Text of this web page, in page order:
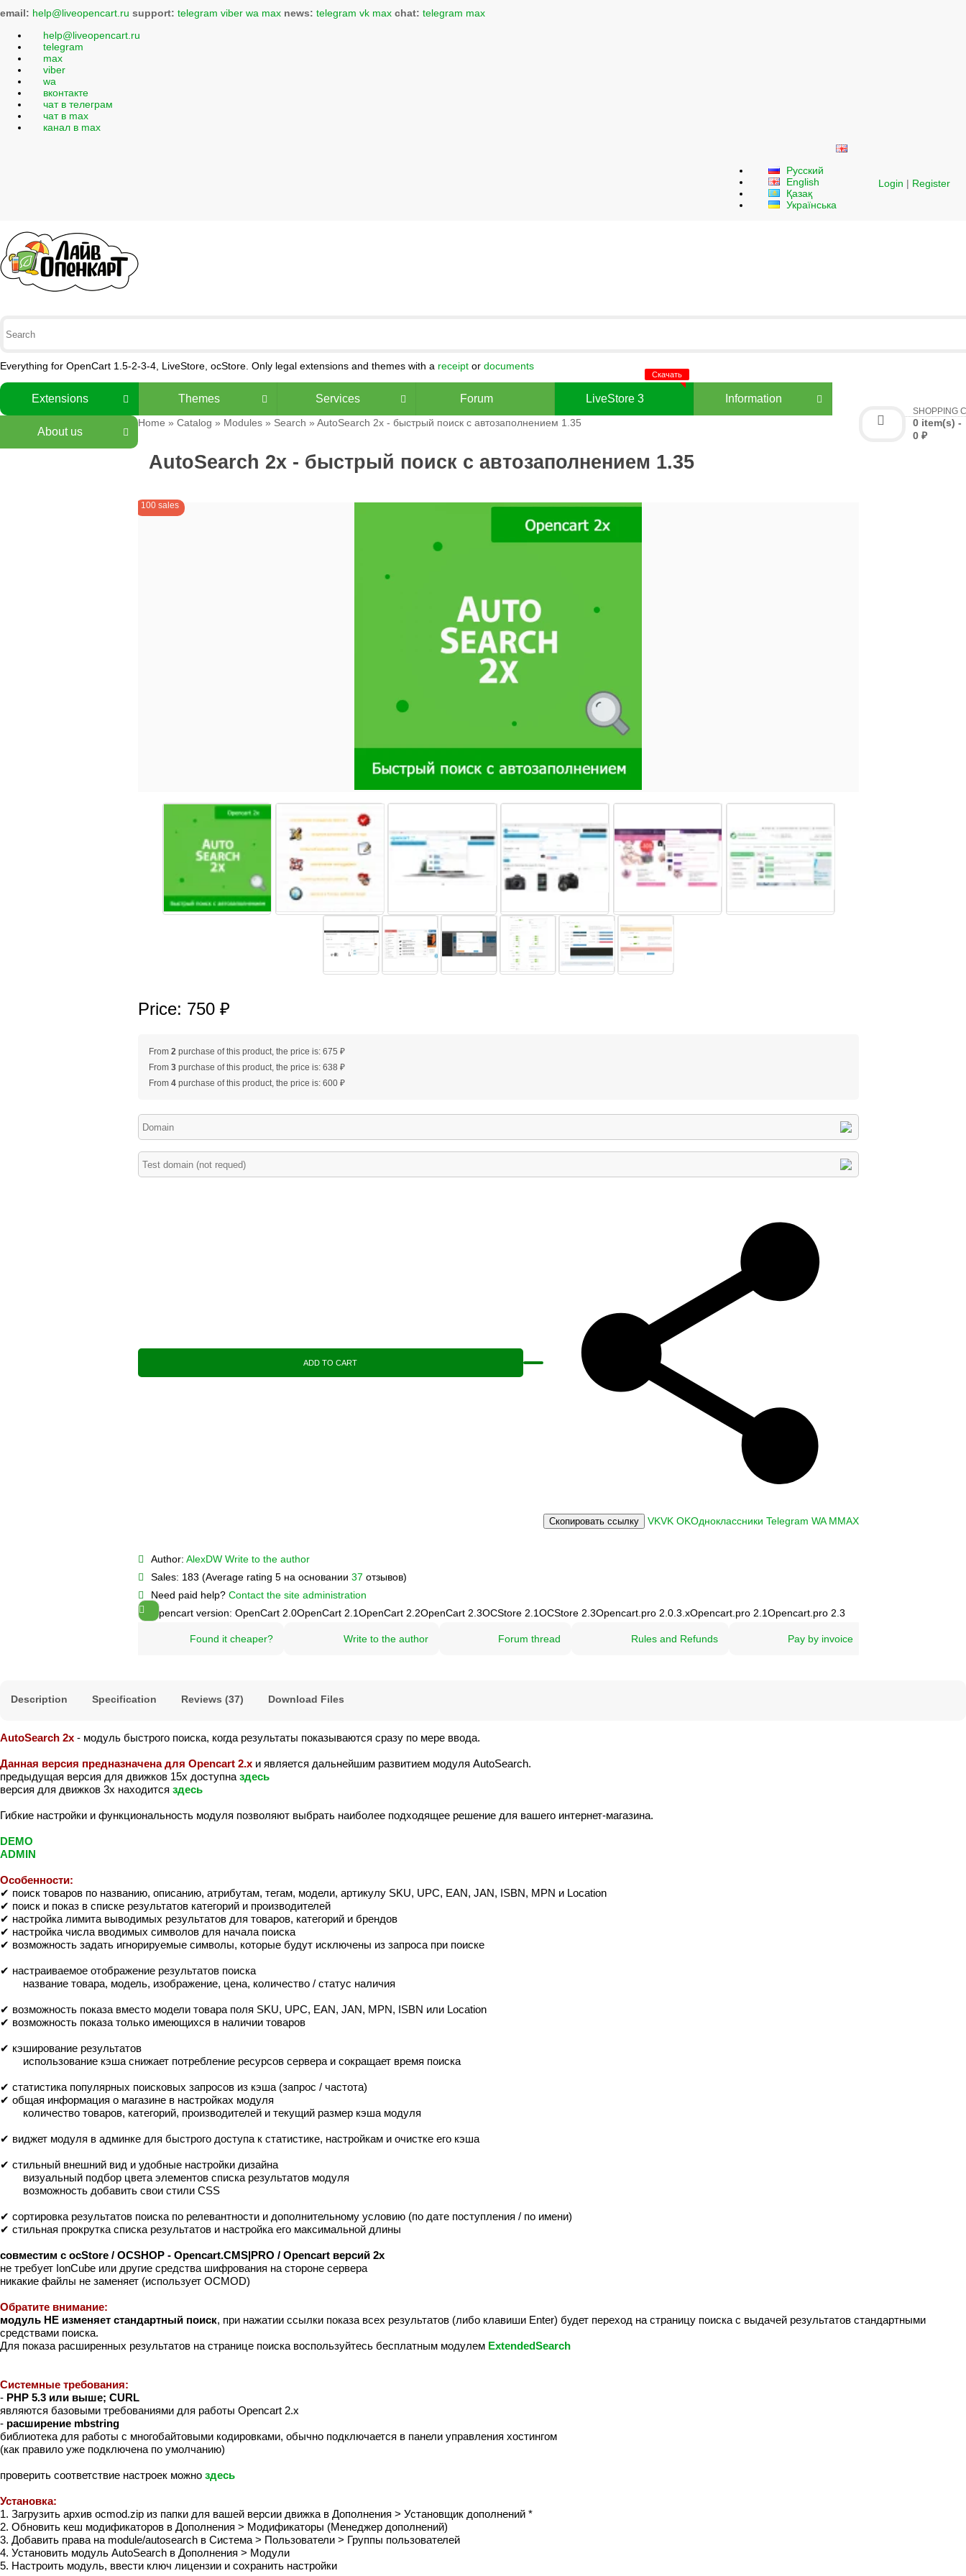
email: help@liveopencart.ru support: telegram viber wa max news: telegram vk max chat: telegram max
help@liveopencart.ru
telegram
max
viber
wa
вконтакте
чат в телеграм
чат в max
канал в max
Русский
English
Қазақ
Українська
Login | Register
Everything for OpenCart 1.5-2-3-4, LiveStore, ocStore. Only legal extensions and themes with a receipt or documents
SHOPPING
0 item(s) -
0 ₽
Extensions Themes Services Forum LiveStore 3 Information
About us
Home » Catalog » Modules» Search » AutoSearch 2x - быстрый поиск с автозаполнением 1.35
AutoSearch 2x - быстрый поиск с автозаполнением 1.35
100 sales
Price: 750 ₽
From 2purchase of this product, the price is: 675 ₽
From 3purchase of this product, the price is: 638 ₽
From 4purchase of this product, the price is: 600 ₽
ADD TO CART
Скопировать ссылку VKVK OKОдноклассники Telegram WA MMAX
Author: AlexDW Write to the author
Sales: 183 (Average rating 5 на основании 37 отзывов)
Need paid help? Contact the site administration
Opencart version: OpenCart 2.0OpenCart 2.1OpenCart 2.2OpenCart 2.3OCStore 2.1OCStore 2.3Opencart.pro 2.0.3.хOpencart.pro 2.1Opencart.pro 2.3
Found it cheaper? Write to the author Forum thread Rules and Refunds Pay by invoice
Description Specification Reviews (37) Download Files
AutoSearch 2x - модуль быстрого поиска, когда результаты показываются сразу по мере ввода.
Данная версия предназначена для Opencart 2.x и является дальнейшим развитием модуля AutoSearch.
предыдущая версия для движков 15х доступна здесь
версия для движков 3х находится здесь
Гибкие настройки и функциональность модуля позволяют выбрать наиболее подходящее решение для вашего интернет-магазина.
DEMO
ADMIN
Особенности:
✔ поиск товаров по названию, описанию, атрибутам, тегам, модели, артикулу SKU, UPC, EAN, JAN, ISBN, MPN и Location
✔ поиск и показ в списке результатов категорий и производителей
✔ настройка лимита выводимых результатов для товаров, категорий и брендов
✔ настройка числа вводимых символов для начала поиска
✔ возможность задать игнорируемые символы, которые будут исключены из запроса при поиске
✔ настраиваемое отображение результатов поиска
название товара, модель, изображение, цена, количество / статус наличия
✔ возможность показа вместо модели товара поля SKU, UPC, EAN, JAN, MPN, ISBN или Location
✔ возможность показа только имеющихся в наличии товаров
✔ кэширование результатов
использование кэша снижает потребление ресурсов сервера и сокращает время поиска
✔ статистика популярных поисковых запросов из кэша (запрос / частота)
✔ общая информация о магазине в настройках модуля
количество товаров, категорий, производителей и текущий размер кэша модуля
✔ виджет модуля в админке для быстрого доступа к статистике, настройкам и очистке его кэша
✔ стильный внешний вид и удобные настройки дизайна
визуальный подбор цвета элементов списка результатов модуля
возможность добавить свои стили CSS
✔ сортировка результатов поиска по релевантности и дополнительному условию (по дате поступления / по имени)
✔ стильная прокрутка списка результатов и настройка его максимальной длины
совместим с ocStore / OCSHOP - Opencart.CMS|PRO / Opencart версий 2x
не требует IonCube или другие средства шифрования на стороне сервера
никакие файлы не заменяет (использует OCMOD)
Обратите внимание:
модуль НЕ изменяет стандартный поиск, при нажатии ссылки показа всех результатов (либо клавиши Enter) будет переход на страницу поиска с выдачей результатов стандартными
средствами поиска.
Для показа расширенных результатов на странице поиска воспользуйтесь бесплатным модулем ExtendedSearch
Системные требования:
- PHP 5.3 или выше; CURL
являются базовыми требованиями для работы Opencart 2.x
- расширение mbstring
библиотека для работы с многобайтовыми кодировками, обычно подключается в панели управления хостингом
(как правило уже подключена по умолчанию)
проверить соответствие настроек можно здесь
Установка:
1. Загрузить архив ocmod.zip из папки для вашей версии движка в Дополнения > Установщик дополнений *
2. Обновить кеш модификаторов в Дополнения > Модификаторы (Менеджер дополнений)
3. Добавить права на module/autosearch в Система > Пользователи > Группы пользователей
4. Установить модуль AutoSearch в Дополнения > Модули
5. Настроить модуль, ввести ключ лицензии и сохранить настройки